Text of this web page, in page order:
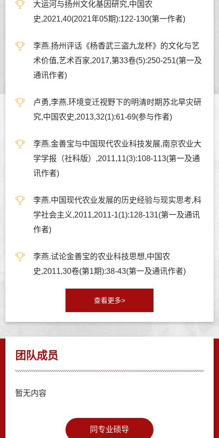
大运河与扬州文化基因研究,中国农
史,2021,40(2021年05期):122-130(第一作者)
李燕.扬州评话《杨香武三盗九龙杯》的文化与艺
术价值,艺术百家,2017,第33卷(5):250-251(第一及
通讯作者)
卢勇,李燕.环境变迁视野下的明清时期苏北旱灾研
究,中国农史,2013,32(1):61-69(参与作者)
李燕.金善宝与中国现代农业科技发展,南京农业大
学学报（社科版）,2011,11(3):108-113(第一及通
讯作者)
李燕.中国现代农业发展的历史经验与现实思考,科
学社会主义,2011,2011-1(1):128-131(第一及通讯
作者)
李燕.试论金善宝的农业科技思想,中国农
史,2011,30卷(第1期):38-43(第一及通讯作者)
查看更多>
团队成员
暂无内容
同专业硕导